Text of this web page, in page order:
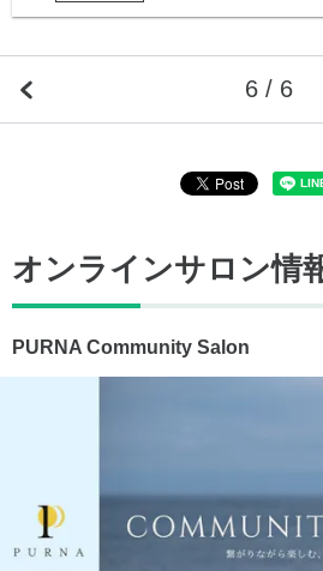
6 / 6
オンラインサロン情
PURNA Community Salon